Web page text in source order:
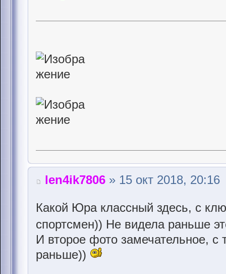
len4ik7806 » 15 окт 2018, 20:16
Какой Юра классный здесь, с
спортсмен)) Не видела раньше
И второе фото замечательное, с
раньше))